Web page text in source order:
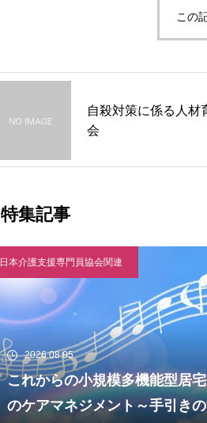
この
自殺対策に係る人材
会
特集記事
日本介護支援専門員協会関連
2026.08.05
これからの小規模多機能型居
のケアマネジメント～手引き